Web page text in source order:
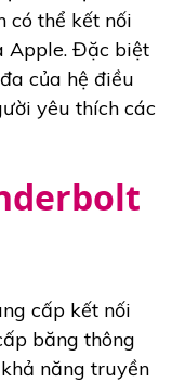
có thể kết nối
Apple. Đặc biệt
của hệ điều
yêu thích các
cấp kết nối
băng thông
năng truyền